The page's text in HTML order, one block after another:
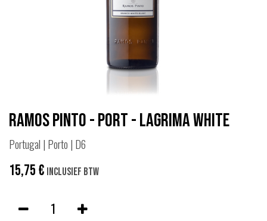
Ramos Pinto - Port - Lagrima White
Portugal | Porto | D6
15,75€ Inclusief btw